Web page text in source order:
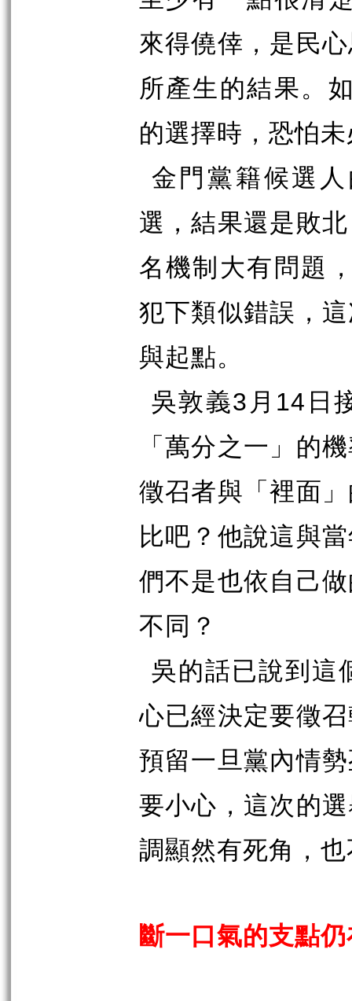
來得僥倖，是民
所產生的結果。
的選擇時，恐怕
金門黨籍候選
選，結果還是敗
名機制大有問題
犯下類似錯誤，
與起點。
吳敦義3 月 14 日
「萬分之一」的
徵召者與「裡面
比吧？他說這與
們不是也依自己
不同？
吳的話已說到這
心已經決定要徵
預留一旦黨內情
要小心，這次的
調顯然有死角，
斷一口氣的支點